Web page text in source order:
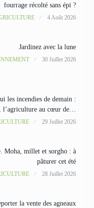
fourrage récolté sans épi ?
4 Août 2026
Jardinez avec la lune
30 Juillet 2026
les incendies de demain :
l’agriculture au cœur de…
29 Juillet 2026
Moha, millet et sorgho : à
pâturer cet été
28 Juillet 2026
la vente des agneaux